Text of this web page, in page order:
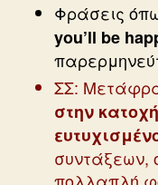
Φράσεις
you’ll be
ΣΣ:
στην
συντάξεων,